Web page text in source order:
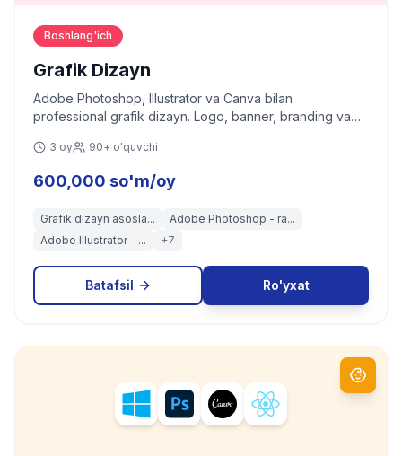
Boshlang'ich
Grafik Dizayn
Adobe Photoshop, Illustrator va Canva bilan
professional grafik dizayn. Logo, banner, branding va
3 oy 90+ o'quvchi
600,000 so'm/oy
Grafik dizayn asosla...
Adobe Photoshop - ra...
Adobe Illustrator - ...
+7
Batafsil Ro'yxat